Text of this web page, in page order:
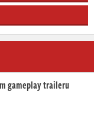
gameplay traileru